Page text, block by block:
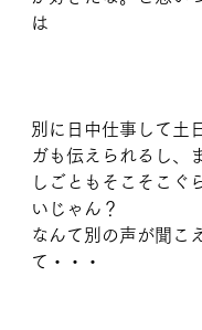
は
別に日中仕事して土
ガも伝えられるし、
しごともそこそこぐ
いじゃん？
なんて別の声が聞こ
て・・・